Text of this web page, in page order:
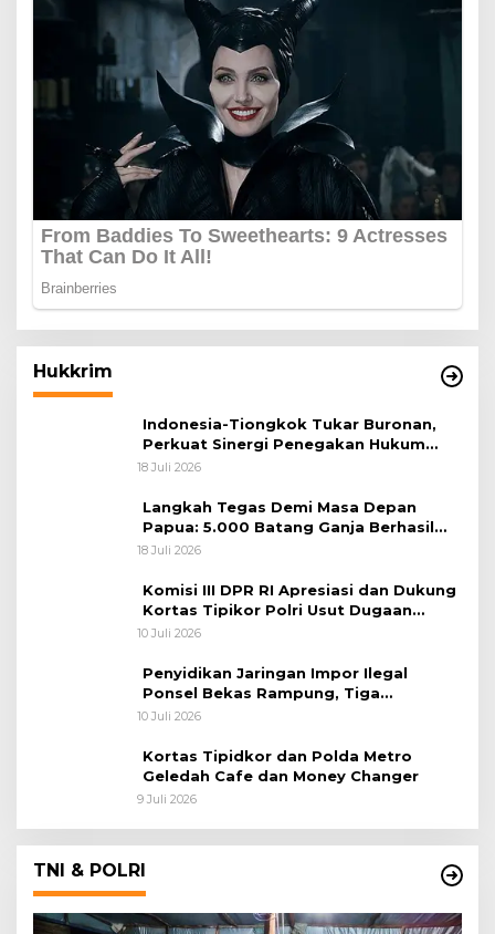
Hukkrim
Indonesia-Tiongkok Tukar Buronan,
Perkuat Sinergi Penegakan Hukum
Lintas Negara
18 Juli 2026
Langkah Tegas Demi Masa Depan
Papua: 5.000 Batang Ganja Berhasil
Diungkap Koops TNI Habema
18 Juli 2026
Komisi III DPR RI Apresiasi dan Dukung
Kortas Tipikor Polri Usut Dugaan
Korupsi Batu Bara
10 Juli 2026
Penyidikan Jaringan Impor Ilegal
Ponsel Bekas Rampung, Tiga
Tersangka Sudah P-21 dan Satu Buron
10 Juli 2026
Kortas Tipidkor dan Polda Metro
Geledah Cafe dan Money Changer
9 Juli 2026
TNI & POLRI